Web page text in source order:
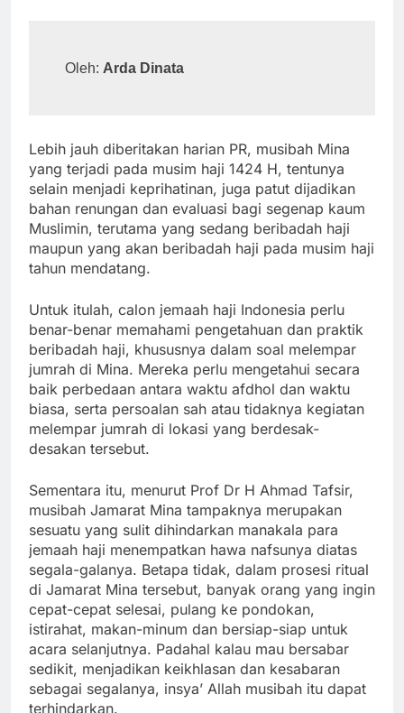
Oleh: Arda Dinata
Lebih jauh diberitakan harian PR, musibah Mina
yang terjadi pada musim haji 1424 H, tentunya
selain menjadi keprihatinan, juga patut dijadikan
bahan renungan dan evaluasi bagi segenap kaum
Muslimin, terutama yang sedang beribadah haji
maupun yang akan beribadah haji pada musim haji
tahun mendatang.
Untuk itulah, calon jemaah haji Indonesia perlu
benar-benar memahami pengetahuan dan praktik
beribadah haji, khususnya dalam soal melempar
jumrah di Mina. Mereka perlu mengetahui secara
baik perbedaan antara waktu afdhol dan waktu
biasa, serta persoalan sah atau tidaknya kegiatan
melempar jumrah di lokasi yang berdesak-
desakan tersebut.
Sementara itu, menurut Prof Dr H Ahmad Tafsir,
musibah Jamarat Mina tampaknya merupakan
sesuatu yang sulit dihindarkan manakala para
jemaah haji menempatkan hawa nafsunya diatas
segala-galanya. Betapa tidak, dalam prosesi ritual
di Jamarat Mina tersebut, banyak orang yang ingin
cepat-cepat selesai, pulang ke pondokan,
istirahat, makan-minum dan bersiap-siap untuk
acara selanjutnya. Padahal kalau mau bersabar
sedikit, menjadikan keikhlasan dan kesabaran
sebagai segalanya, insya’ Allah musibah itu dapat
terhindarkan.